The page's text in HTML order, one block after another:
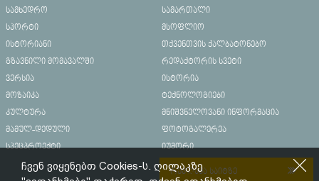
სამხედრო
სამართალი
სპორტი
მსოფლიო
ისტორიანი
თქვენთვის ქალბატონებო
გზავნილი მომავალში
რედაქტორის სვეტი
ვერსია
ისტორია
მოზაიკა
ტექნოლოგიები
კულტურა
მნიშვნელოვანი ინფორმაცია
მამულ-დედული
ფოტოგალერეა
სპეცპროექტი
იუმორი
რეკლამა საიტზე
ჩვენ ვიყენებთ Cookies-ს. ღილაკზე